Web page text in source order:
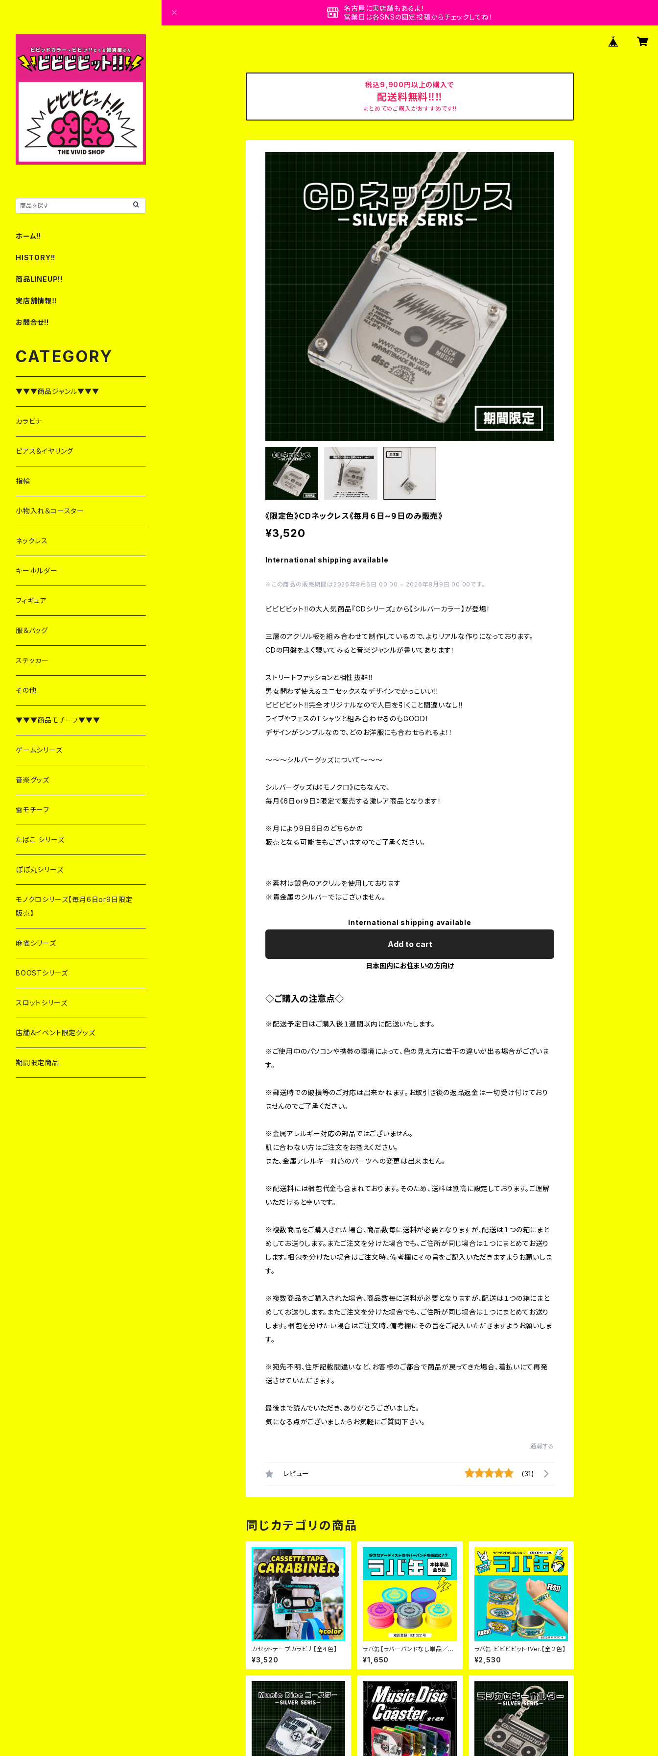
名古屋に実店舗もあるよ！
営業日は各SNSの固定投稿からチェックしてね！
税込9,900円以上の購入で
配送料無料‼‼
まとめてのご購入がおすすめです!!
《限定色》CDネックレス《毎月６日~９日のみ販売》
¥3,520
International shipping available
※この商品の販売期間は2026年8月6日 00:00 ~ 2026年8月9日 00:00です。
ビビビビット‼︎の大人気商品『CDシリーズ』から【シルバーカラー】が登場！
三層のアクリル板を組み合わせて制作しているので、よりリアルな作りになっております。
CDの円盤をよく覗いてみると音楽ジャンルが書いてあります！
ストリートファッションと相性抜群‼
男女問わず使えるユニセックスなデザインでかっこいい‼
ビビビビット‼完全オリジナルなので人目を引くこと間違いなし‼
ライブやフェスのTシャツと組み合わせるのもGOOD！
デザインがシンプルなので、どのお洋服にも合わせられるよ！！
〜〜〜シルバーグッズについて〜〜〜
シルバーグッズは《モノクロ》にちなんで、
毎月《6日or９日》限定で販売する激レア商品となります！
※月により9日6日のどちらかの
販売となる可能性もございますのでご了承ください。
※素材は銀色のアクリルを使用しております
※貴金属のシルバーではございません。
International shipping available
Add to cart
日本国内にお住まいの方向け
◇ご購入の注意点◇
※配送予定日はご購入後１週間以内に配送いたします。
※ご使用中のパソコンや携帯の環境によって、色の見え方に若干の違いが出る場合がございま
す。
※郵送時での破損等のご対応は出来かねます。お取引き後の返品返金は一切受け付けており
ませんのでご了承ください。
※金属アレルギー対応の部品ではございません。
肌に合わない方はご注文をお控えください。
また、金属アレルギー対応のパーツへの変更は出来ません。
※配送料には梱包代金も含まれております。そのため、送料は割高に設定しております。ご理解
いただけると幸いです。
※複数商品をご購入された場合、商品数毎に送料が必要となりますが、配送は１つの箱にまと
めしてお送りします。またご注文を分けた場合でも、ご住所が同じ場合は１つにまとめてお送り
します。梱包を分けたい場合はご注文時、備考欄にその旨をご記入いただきますようお願いしま
す。
※複数商品をご購入された場合、商品数毎に送料が必要となりますが、配送は１つの箱にまと
めしてお送りします。またご注文を分けた場合でも、ご住所が同じ場合は１つにまとめてお送り
します。梱包を分けたい場合はご注文時、備考欄にその旨をご記入いただきますようお願いしま
す。
※宛先不明、住所記載間違いなど、お客様のご都合で商品が戻ってきた場合、着払いにて再発
送させていただきます。
最後まで読んでいただき、ありがとうございました。
気になる点がございましたらお気軽にご質問下さい。
通報する
レビュー (31)
同じカテゴリの商品
カセットテープカラビナ【全４色】
¥3,520
ラバ缶【ラバーバンドなし単品／全
５色】
¥1,650
ラバ缶 ビビビビット!!Ver.【全２色】
¥2,530
ホーム!!
HISTORY!!
商品LINEUP!!
実店舗情報‼
お問合せ!!
CATEGORY
▼▼▼商品ジャンル▼▼▼
カラビナ
ピアス＆イヤリング
指輪
小物入れ＆コースター
ネックレス
キーホルダー
フィギュア
服＆バッグ
ステッカー
その他
▼▼▼商品モチーフ▼▼▼
ゲームシリーズ
音楽グッズ
雷モチーフ
たばこ シリーズ
ぽぽ丸シリーズ
モノクロシリーズ【毎月6日or9日限定
販売】
麻雀シリーズ
BOOSTシリーズ
スロットシリーズ
店舗＆イベント限定グッズ
期間限定商品